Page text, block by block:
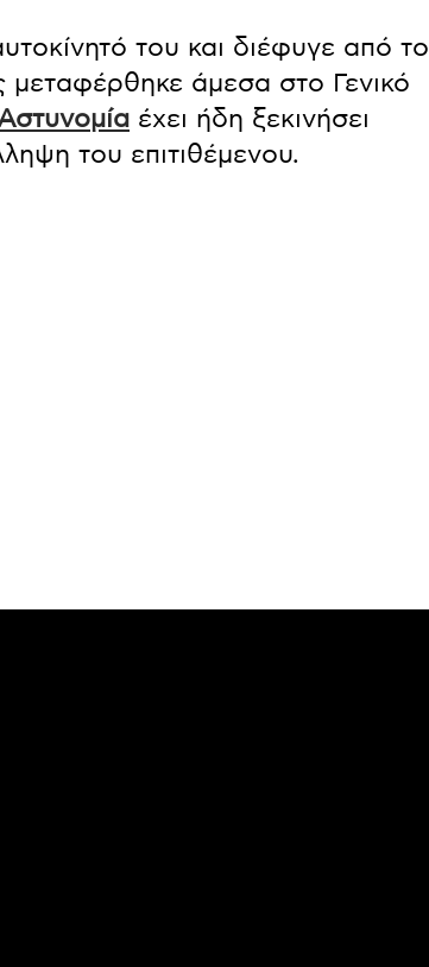
του και διέφυγε από το
μεταφέρθηκε άμεσα στο Γενικό
έχει ήδη ξεκινήσει
του επιτιθέμενου.